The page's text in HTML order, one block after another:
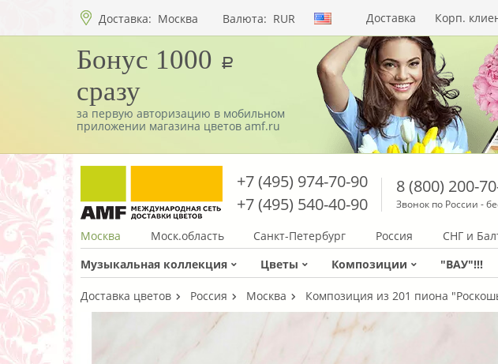
Бонус 1000 a
сразу
за первую авторизацию в мобильном
приложении магазина цветов amf.ru
Доставка: Москва Валюта: RUR Доставка Корп.
+7 (495) 974-70-90
+7 (495) 540-40-90
8 (800) 200-
Звонок по России -
Москва Моск.область Санкт-Петербург Россия СНГ и
Музыкальная коллекция
Цветы Композиции "ВАУ"!!!
Доставка цветов Россия Москва Композиция из 201 пиона